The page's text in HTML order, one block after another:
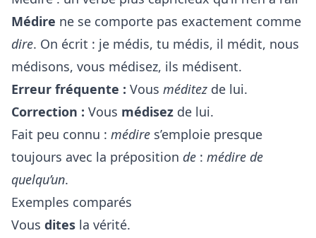
Médire ne se comporte pas exactement comme
dire. On écrit : je médis, tu médis, il médit, nous
médisons, vous médisez, ils médisent.
Erreur fréquente : Vous méditez de lui.
Correction : Vous médisez de lui.
Fait peu connu : médire s’emploie presque
toujours avec la préposition de : médire de
quelqu’un.
Exemples comparés
Vous dites la vérité.